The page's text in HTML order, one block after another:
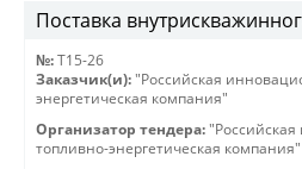
Поставка
№: Т15-26
Заказчик(и): "Российская
энергетическая компания"
Организатор тендера:
топливно-энергетическая компания"